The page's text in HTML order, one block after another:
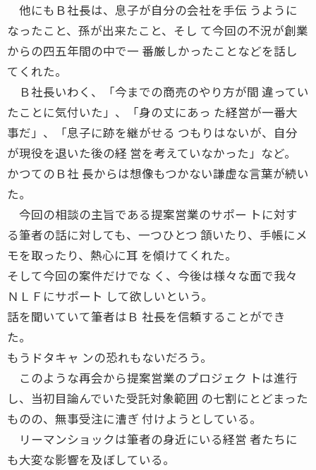
他にもＢ社長は、息子が自分の会社を手伝 うように
なったこと、孫が出来たこと、そし て今回の不況が創業
からの四五年間の中で一 番厳しかったことなどを話し
てくれた。
Ｂ社長いわく、「今までの商売のやり方が間 違ってい
たことに気付いた」、「身の丈にあっ た経営が一番大
事だ」、「息子に跡を継がせる つもりはないが、自分
が現役を退いた後の経 営を考えていなかった」など。
かつてのＢ社 長からは想像もつかない謙虚な言葉が続い
た。
今回の相談の主旨である提案営業のサポー トに対す
る筆者の話に対しても、一つひとつ 頷いたり、手帳にメ
モを取ったり、熱心に耳 を傾けてくれた。
そして今回の案件だけでな く、今後は様々な面で我々
ＮＬＦにサポート して欲しいという。
話を聞いていて筆者はＢ 社長を信頼することができ
た。
もうドタキャ ンの恐れもないだろう。
このような再会から提案営業のプロジェク トは進行
し、当初目論んでいた受託対象範囲 の七割にとどまった
ものの、無事受注に漕ぎ 付けようとしている。
リーマンショックは筆者の身近にいる経営 者たちに
も大変な影響を及ぼしている。